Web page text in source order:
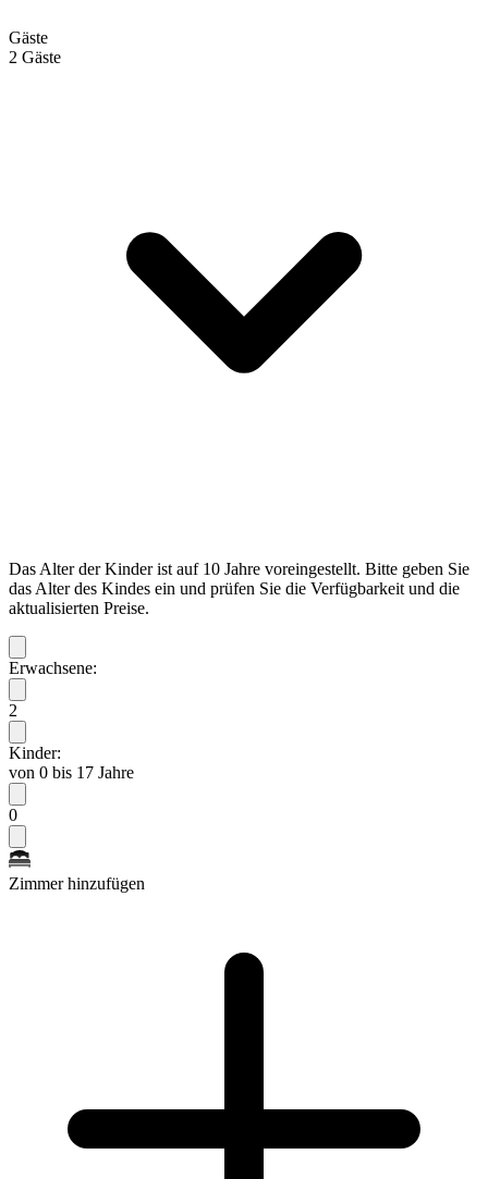
Gäste
2 Gäste
Das Alter der Kinder ist auf 10 Jahre voreingestellt. Bitte geben Sie
das Alter des Kindes ein und prüfen Sie die Verfügbarkeit und die
aktualisierten Preise.
Erwachsene:
2
Kinder:
von 0 bis 17 Jahre
0
Zimmer hinzufügen